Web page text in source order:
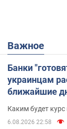
Важное
Банки
украинцам
ближайшие
Каким будет
6.08.2026 22:58